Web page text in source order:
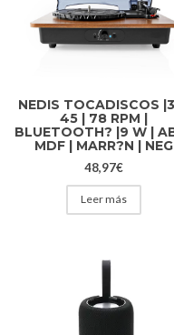
NEDIS TOCADISCOS
45 | 78 RPM |
BLUETOOTH? |9 W |
MDF | MARR?N | NEG
48,97€
Leer más